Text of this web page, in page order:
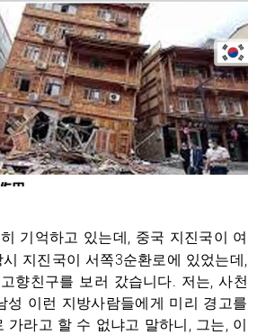
기억하고 있는데, 중국 지진국이 여
지진국이 서쪽3순환로에 있었는데,
향친구를 보러 갔습니다. 저는, 사천
성 이런 지방사람들에게 미리 경고를
라고 할 수 없냐고 말하니, 그는, 이